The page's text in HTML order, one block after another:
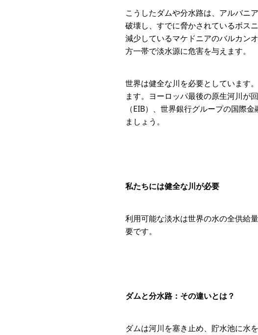
こうしたダムや分水路は、アルバニ
破壊し、すでに脅かされているボス
減少しているマケドニアのバルカン
方一帯で淡水源に危害を与えます。
世界は健全な川を必要としています
ます。ヨーロッパ最後の原生河川が
（EIB）、世界銀行グループの国際
ましょう。
私たちには健全な川が必要
利用可能な淡水は世界の水の全供給
要です。
ダムと分水路：その違いとは？
ダムは河川を塞き止め、貯水池に水